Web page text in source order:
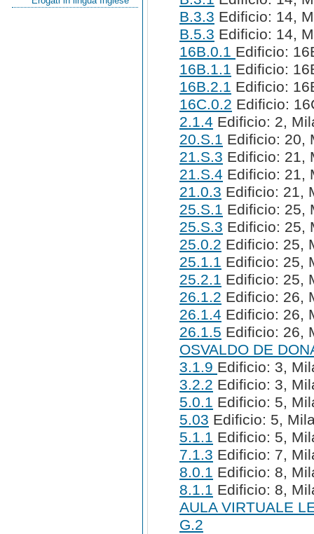
B.3.3 Edificio: 14,
B.5.3 Edificio: 14,
16B.0.1 Edificio:
16B.1.1 Edificio:
16B.2.1 Edificio:
16C.0.2 Edificio:
2.1.4 Edificio: 2,
20.S.1 Edificio: 20,
21.S.3 Edificio: 21,
21.S.4 Edificio: 21,
21.0.3 Edificio: 21,
25.S.1 Edificio: 25,
25.S.3 Edificio: 25,
25.0.2 Edificio: 25,
25.1.1 Edificio: 25,
25.2.1 Edificio: 25,
26.1.2 Edificio: 26,
26.1.4 Edificio: 26,
26.1.5 Edificio: 26,
OSVALDO DE
3.1.9 Edificio: 3,
3.2.2 Edificio: 3,
5.0.1 Edificio: 5,
5.03 Edificio: 5,
5.1.1 Edificio: 5,
7.1.3 Edificio: 7,
8.0.1 Edificio: 8,
8.1.1 Edificio: 8,
AULA VIRTUALE
G.2